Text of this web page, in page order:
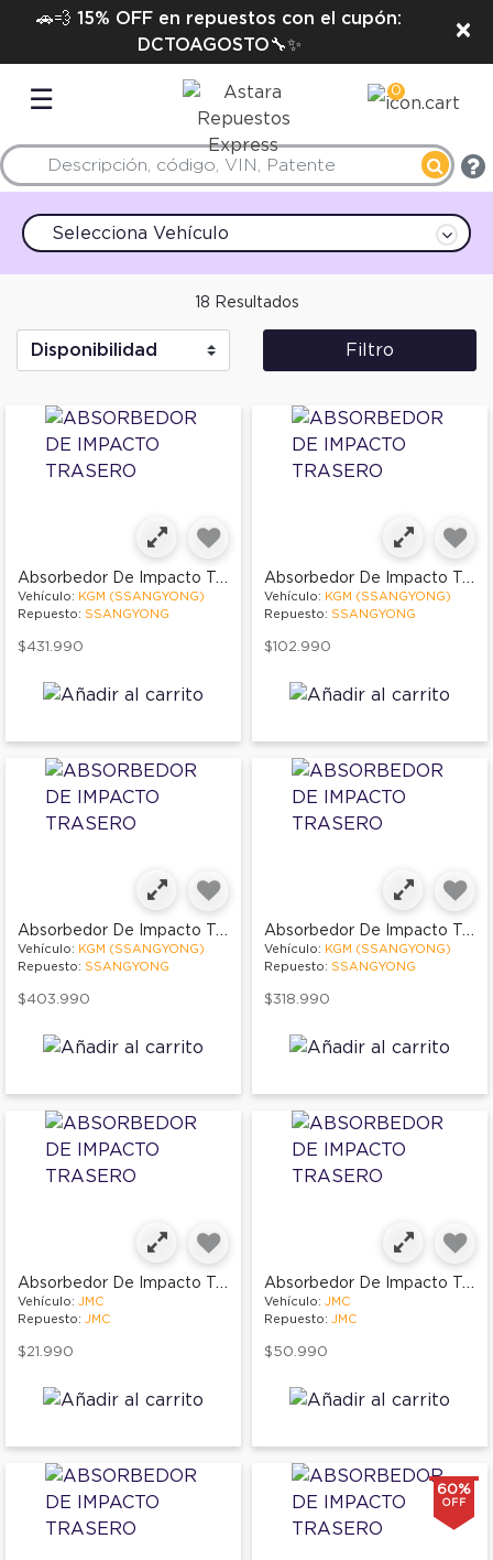
🚗💨 15% OFF en repuestos con el cupón:
DCTOAGOSTO🔧✨
×
☰ 0
Selecciona Vehículo
18 Resultados
Filtro
Absorbedor De Impacto Trasero
Vehículo: KGM (SSANGYONG)
Repuesto: SSANGYONG
$431.990
Absorbedor De Impacto Trasero
Vehículo: KGM (SSANGYONG)
Repuesto: SSANGYONG
$102.990
Absorbedor De Impacto Trasero
Vehículo: KGM (SSANGYONG)
Repuesto: SSANGYONG
$403.990
Absorbedor De Impacto Trasero
Vehículo: KGM (SSANGYONG)
Repuesto: SSANGYONG
$318.990
Absorbedor De Impacto Trasero
Vehículo: JMC
Repuesto: JMC
$21.990
Absorbedor De Impacto Trasero
Vehículo: JMC
Repuesto: JMC
$50.990
60%
OFF